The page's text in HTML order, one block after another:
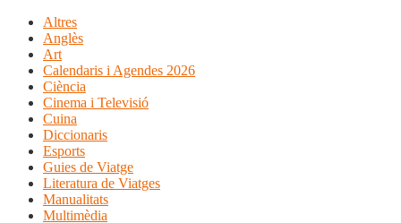
Altres
Anglès
Art
Calendaris i Agendes 2026
Ciència
Cinema i Televisió
Cuina
Diccionaris
Esports
Guies de Viatge
Literatura de Viatges
Manualitats
Multimèdia